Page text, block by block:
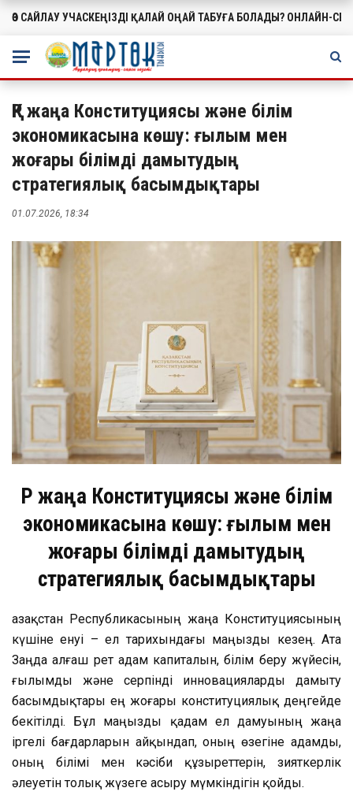
МАҢЫЗДЫ
ӨЗ САЙЛАУ УЧАСКЕҢІЗДІ ҚАЛАЙ ОҢАЙ ТАБУҒА БОЛАДЫ? ОНЛАЙН-
ҚР жаңа Конституциясы және білім
экономикасына көшу: ғылым мен
жоғары білімді дамытудың
стратегиялық басымдықтары
01.07.2026, 18:34
ҚР жаңа Конституциясы және білім
экономикасына көшу: ғылым мен
жоғары білімді дамытудың
стратегиялық басымдықтары
Қазақстан Республикасының жаңа Конституциясының
күшіне енуі – ел тарихындағы маңызды кезең. Ата
Заңда алғаш рет адам капиталын, білім беру жүйесін,
ғылымды және серпінді инновацияларды дамыту
басымдықтары ең жоғары конституциялық деңгейде
бекітілді. Бұл маңызды қадам ел дамуының жаңа
іргелі бағдарларын айқындап, оның өзегіне адамды,
оның білімі мен кәсіби құзыреттерін, зияткерлік
әлеуетін толық жүзеге асыру мүмкіндігін қойды.